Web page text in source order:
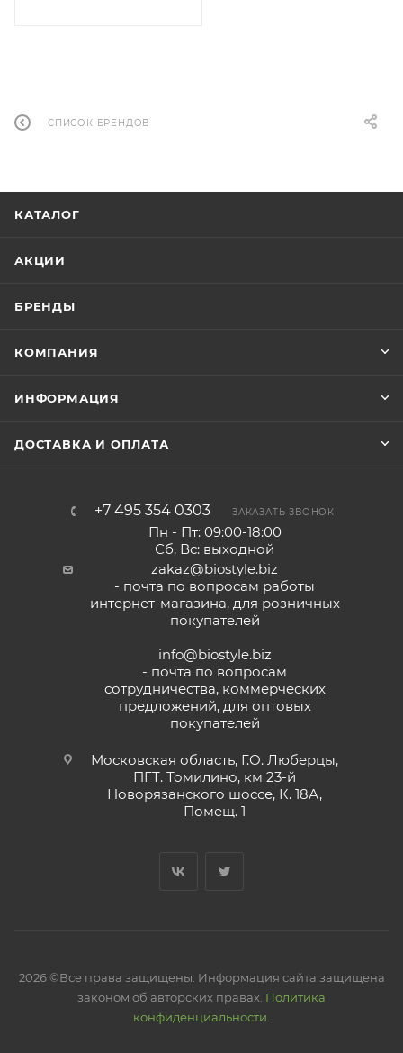
СПИСОК БРЕНДОВ
КАТАЛОГ
АКЦИИ
БРЕНДЫ
КОМПАНИЯ
ИНФОРМАЦИЯ
ДОСТАВКА И ОПЛАТА
+7 495 354 0303 ЗАКАЗАТЬ ЗВОНОК
Пн - Пт: 09:00-18:00
Сб, Вс: выходной
zakaz@biostyle.biz
- почта по вопросам работы
интернет-магазина, для розничных
покупателей
info@biostyle.biz
- почта по вопросам
сотрудничества, коммерческих
предложений, для оптовых
покупателей
Московская область, Г.О. Люберцы,
ПГТ. Томилино, км 23-й
Новорязанского шоссе, К. 18А,
Помещ. 1
2026 ©Все права защищены. Информация сайта защищена
законом об авторских правах. Политика
конфиденциальности.